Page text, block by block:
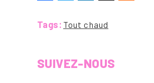
Tags: Tout chaud
SUIVEZ-NOUS